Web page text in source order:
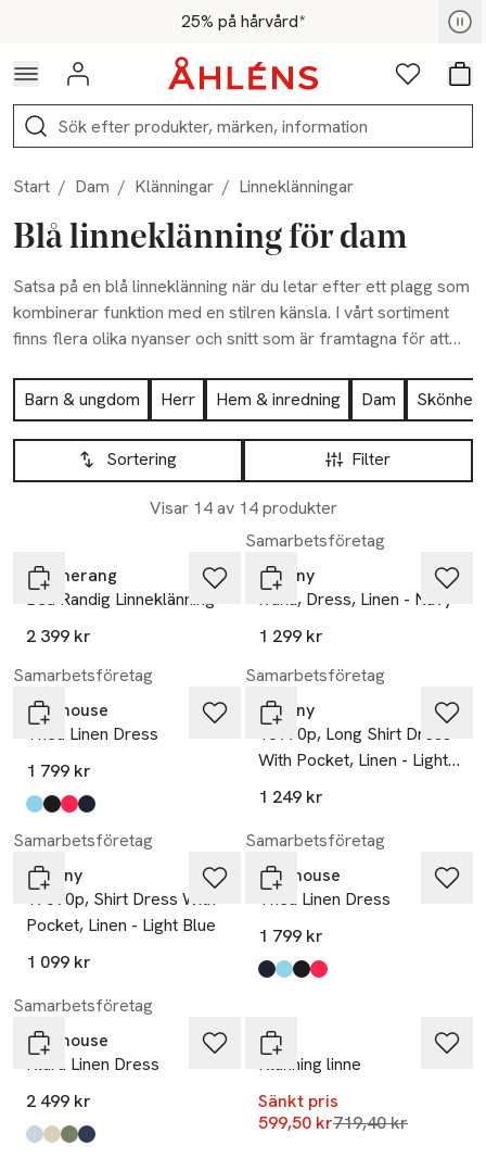
Hoppa till navigationsmenyn25% på hårvård*
För medlemmar - Shoppa nu
Logga in Favoriter
Sök
Start / Dam / Klänningar / Linneklänningar
Blå linneklänning för dam
Satsa på en blå linneklänning när du letar efter ett plagg som
kombinerar funktion med en stilren känsla. I vårt sortiment
finns flera olika nyanser och snitt som är framtagna för att
klänningen, hitta din nya favorit idag!
Hoppa till produktsidan
Barn & ungdom Herr Hem & inredning Dam
Skönhet
Hoppa till produktsidan
Filter
Sortering
Visar 14 av 14 produkter
Lista över produkter
Boomerang
Bea Randig Linneklänning
2 399 kr
Samarbetsföretag
Tiffany
Ivana, Dress, Linen - Navy
1 299 kr
Samarbetsföretag
Newhouse
Thea Linen Dress
1 799 kr
Produkten finns i färgerna:
turkos,
svart,
röd,
marinblå,
Samarbetsföretag
Tiffany
18970p, Long Shirt Dress
With Pocket, Linen - Light
Blue
1 249 kr
Samarbetsföretag
Tiffany
17690p, Shirt Dress With
Pocket, Linen - Light Blue
1 099 kr
Samarbetsföretag
Newhouse
Thea Linen Dress
1 799 kr
Produkten finns i färgerna:
marinblå,
turkos,
svart,
röd,
Samarbetsföretag
Newhouse
Klara Linen Dress
2 499 kr
Produkten finns i färgerna:
ljusblå,
beige,
grön,
marinblå,
Oui
Klänning linne
Sänkt pris
599,50 krLägsta pris 30
719,40 kr